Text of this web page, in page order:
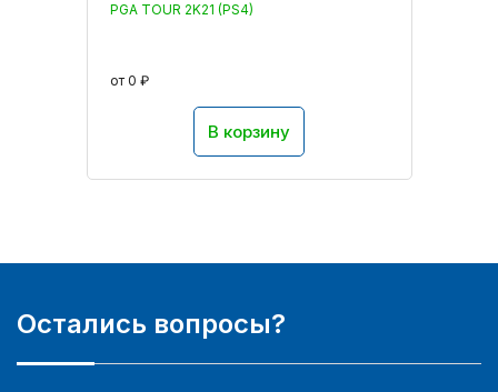
PGA TOUR 2K21 (PS4)
от 0 ₽
В корзину
Остались вопросы?